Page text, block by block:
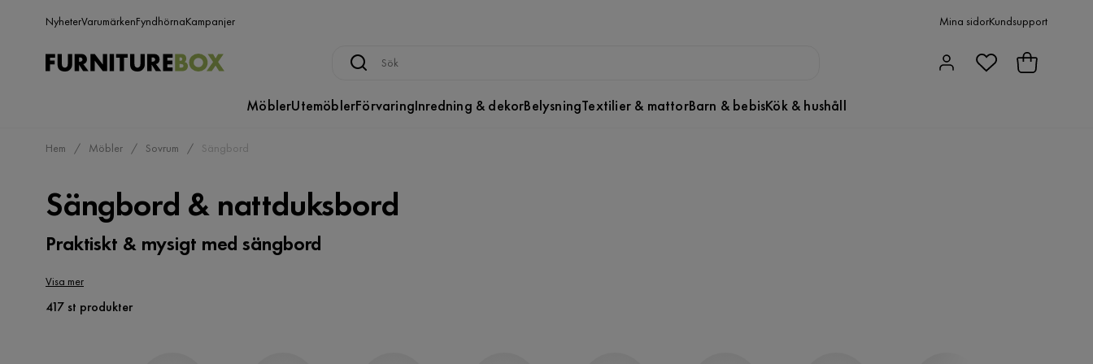
NyheterVarumärkenFyndhörnaKampanjer Mina sidorKundsupport
MöblerUtemöblerFörvaringInredning & dekorBelysningTextilier & mattorBarn & bebisKök & hushåll
Hem Möbler Sovrum Sängbord
Sängbord & nattduksbord
Praktiskt & mysigt med sängbord
Visa mer
417 st produkter